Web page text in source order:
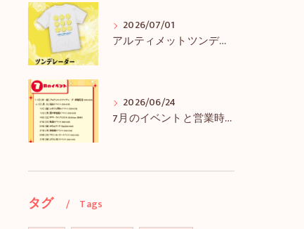
2026/07/01
アルティメットツンデレーダー解禁＆アルツンBIGTEE販売のお知らせ
2026/06/24
7月のイベントと営業時間のお知らせ
タグ Tags